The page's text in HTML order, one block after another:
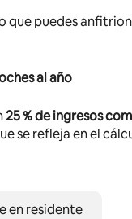
que puedes
al año
25 % de ingresos
se refleja en el
en residente